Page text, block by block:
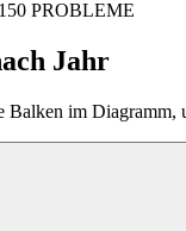
Jahr
im Diagramm,